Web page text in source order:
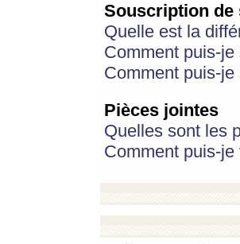
Souscription de
Quelle est la
Comment puis-
Comment puis-
Pièces jointes
Quelles sont les
Comment puis-